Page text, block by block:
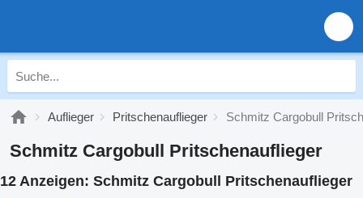
Auflieger Pritschenauflieger Schmitz Cargobull
Schmitz Cargobull Pritschenauflieger
12 Anzeigen: Schmitz Cargobull Pritschenauflieger